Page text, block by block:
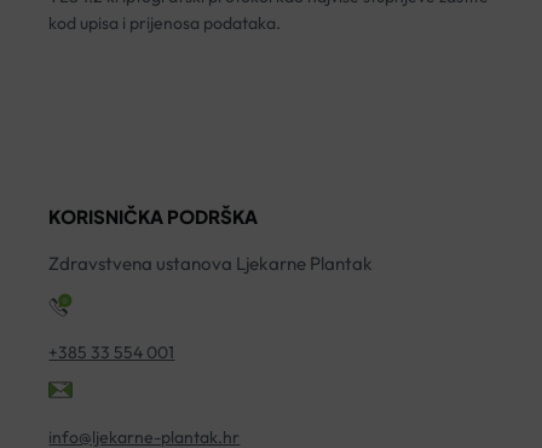
kod upisa i prijenosa podataka.
KORISNIČKA PODRŠKA
Zdravstvena ustanova Ljekarne Plantak
+385 33 554 001
info@ljekarne-plantak.hr